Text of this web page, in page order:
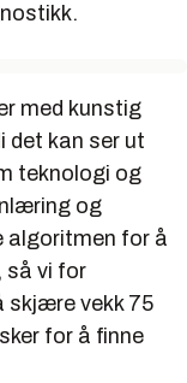
med kunstig
det kan ser ut
teknologi og
og
algoritmen for å
så vi for
skjære vekk 75
for å finne